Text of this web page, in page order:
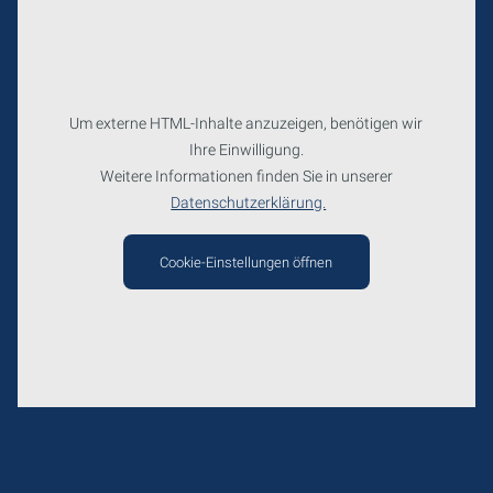
Um externe HTML-Inhalte anzuzeigen, benötigen wir
Ihre Einwilligung.
Weitere Informationen finden Sie in unserer
Datenschutzerklärung.
Cookie-Einstellungen öffnen